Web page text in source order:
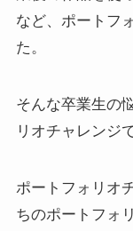
など、ポートフ
た。
そんな卒業生の
リオチャレンジ
ポートフォリオ
ちのポートフォ